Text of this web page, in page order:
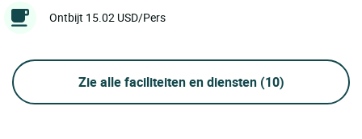
Ontbijt 15.02 USD/Pers
Zie alle faciliteiten en diensten (10)